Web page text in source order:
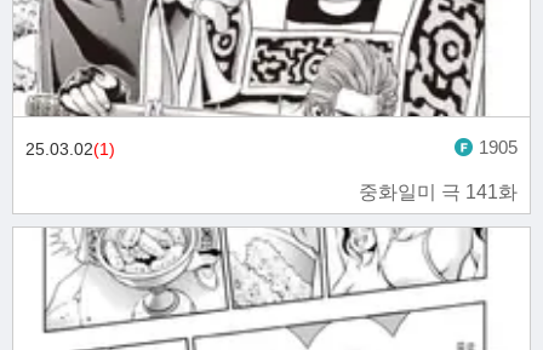
중화일미 극 141화
25.03.02(1) 1905